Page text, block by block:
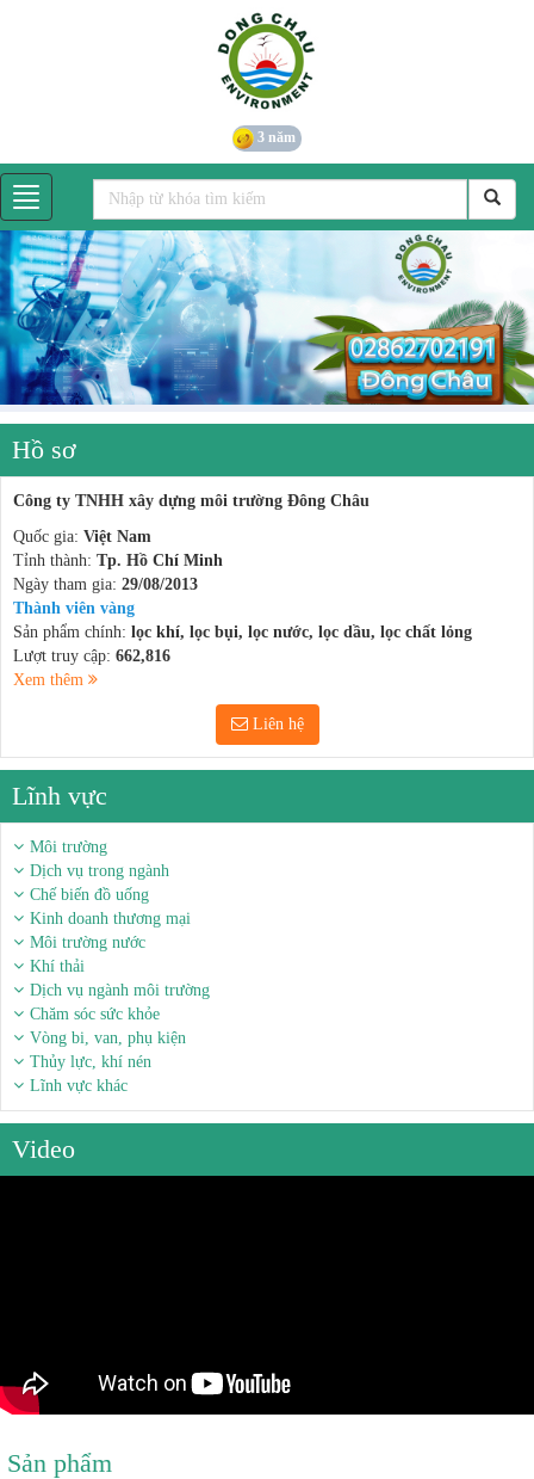
3 năm
Hồ sơ
Công ty TNHH xây dựng môi trường Đông Châu
Quốc gia: Việt Nam
Tỉnh thành: Tp. Hồ Chí Minh
Ngày tham gia: 29/08/2013
Thành viên vàng
Sản phẩm chính: lọc khí, lọc bụi, lọc nước, lọc dầu, lọc chất lỏng
Lượt truy cập: 662,816
Xem thêm
Liên hệ
Lĩnh vực
Môi trường
Dịch vụ trong ngành
Chế biến đồ uống
Kinh doanh thương mại
Môi trường nước
Khí thải
Dịch vụ ngành môi trường
Chăm sóc sức khỏe
Vòng bi, van, phụ kiện
Thủy lực, khí nén
Lĩnh vực khác
Video
Sản phẩm